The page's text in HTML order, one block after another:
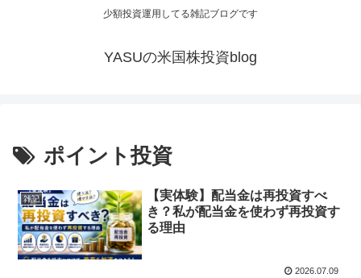
少額投資運用してる雑記ブログです
YASUの米国株投資blog
ポイント投資
雑記
【実体験】配当金は再投資すべ
き？私が配当金を使わず再投資す
る理由
2026.07.09